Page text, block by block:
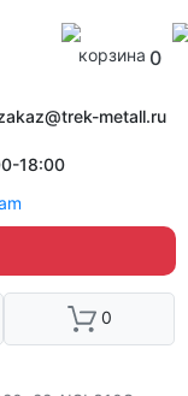
0
metall.ru
18:00
0